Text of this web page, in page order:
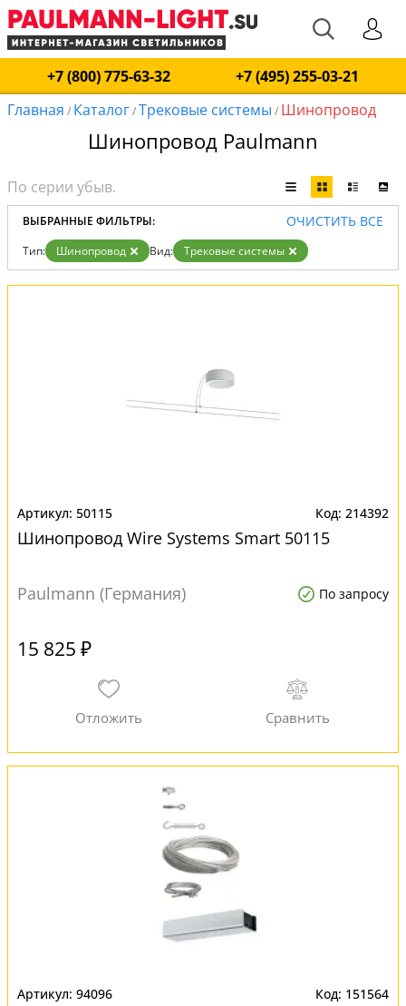
+7 (800) 775-63-32
+7 (495) 255-03-21
Главная / Каталог/Трековые системы / Шинопровод
Шинопровод Paulmann
ВЫБРАННЫЕ ФИЛЬТРЫ: ОЧИСТИТЬ ВСЕ
Тип: Шинопровод Вид: Трековые системы
50115 214392
Шинопровод Wire Systems Smart 50115
Paulmann (Германия) По запросу
15 825 ₽
94096 151564